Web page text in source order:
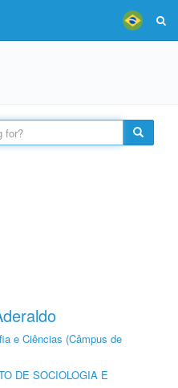
e Ciências (Câmpus de
DE SOCIOLOGIA E